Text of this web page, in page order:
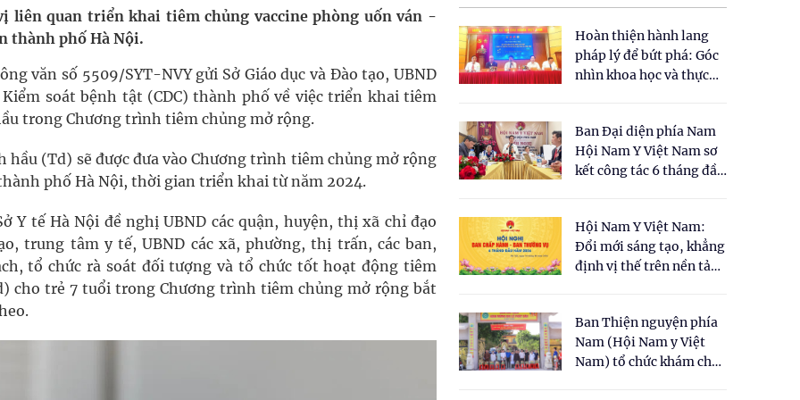
nhiệt độ cao nhất 35 độ
khám sàng lọc cho người dân
y tế
theo cách ít ai ngờ tới
liên quan triển khai tiêm chủng vaccine phòng uốn ván -
thành phố Hà Nội.
văn số 5509/SYT-NVY gửi Sở Giáo dục và Đào tạo, UBND
soát bệnh tật (CDC) thành phố về việc triển khai tiêm
trong Chương trình tiêm chủng mở rộng.
hầu (Td) sẽ được đưa vào Chương trình tiêm chủng mở rộng
phố Hà Nội, thời gian triển khai từ năm 2024.
Y tế Hà Nội đề nghị UBND các quận, huyện, thị xã chỉ đạo
trung tâm y tế, UBND các xã, phường, thị trấn, các ban,
tổ chức rà soát đối tượng và tổ chức tốt hoạt động tiêm
cho trẻ 7 tuổi trong Chương trình tiêm chủng mở rộng bắt
Hoàn thiện hành lang
pháp lý để bứt phá: Góc
nhìn khoa học và thực
cho Luật Y dược cổ
truyền Việt Nam"
Ban Đại diện phía Nam
Hội Nam Y Việt Nam sơ
kết công tác 6 tháng đầu
Hội Nam Y Việt Nam:
Đổi mới sáng tạo, khẳng
định vị thế trên nền tảng
Ban Thiện nguyện phía
Nam (Hội Nam y Việt
Nam) tổ chức khám chữa